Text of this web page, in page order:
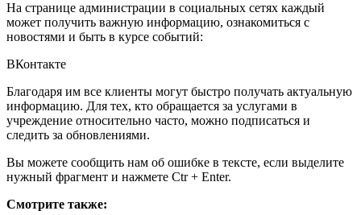
На странице администрации в социальных сетях каждый
может получить важную информацию, ознакомиться с
новостями и быть в курсе событий:
ВКонтакте
Благодаря им все клиенты могут быстро получать актуальную
информацию. Для тех, кто обращается за услугами в
учреждение относительно часто, можно подписаться и
следить за обновлениями.
Вы можете сообщить нам об ошибке в тексте, если выделите
нужный фрагмент и нажмете Ctr + Enter.
Смотрите также: